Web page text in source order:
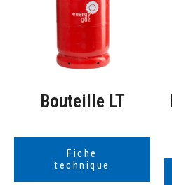
Bouteille LT
Fiche
technique